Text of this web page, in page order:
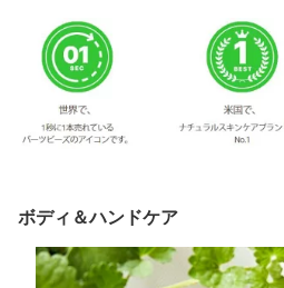
ボディ＆ハンドケア